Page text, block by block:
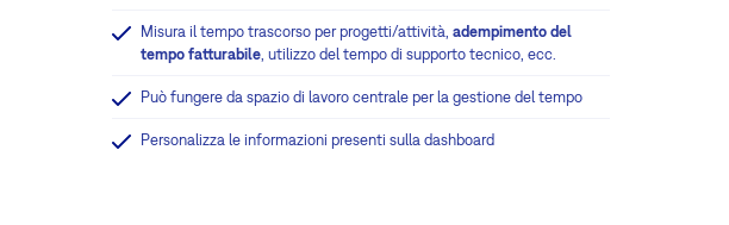
Misura il tempo trascorso per progetti/attività,adempimento del
tempo fatturabile, utilizzo del tempo di supporto tecnico, ecc.
Può fungere da spazio di lavoro centrale per la gestione del tempo
Personalizza le informazioni presenti sulla dashboard